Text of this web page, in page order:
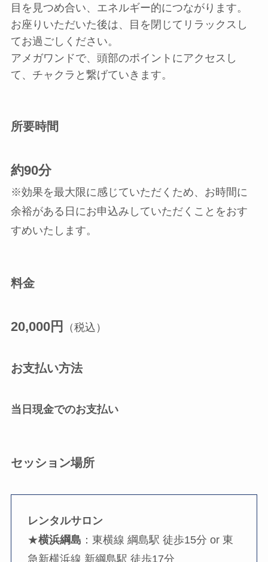
目を見つめ合い、エネルギー的につながります。
お座りいただいた後は、目を閉じてリラックスし
てお過ごしください。
アメガワンドで、頭部のポイントにアクセスし
て、チャクラと繋げていきます。
所要時間
約90分
※効果を最大限に感じていただくため、お時間に
余裕がある日にお申込みしていただくことをおす
すめいたします。
料金
20,000円 （税込）
お支払い方法
当日現金でのお支払い
セッション場所
レンタルサロン
★横浜綱島 ：東横線 綱島駅 徒歩15分 or 東
急新横浜線 新綱島駅 徒歩17分